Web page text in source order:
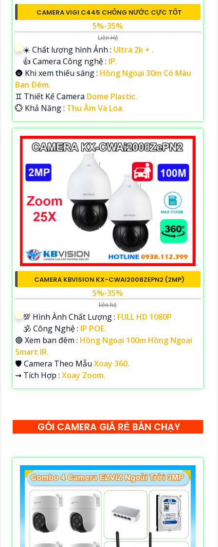
CAMERA VIGI C445 CHỐNG NƯỚC CỰC TỐT
5%-35%
Liên Hệ
☀️ Chất lượng hình Ảnh : Ultra 2k + .
👍 Camera Công nghệ : IP.
🌚 Khi xem thiếu sáng : Hồng Ngoại 30m Có Màu
Ban Ðêm.
♊ Thiết Kế Camera Dome Plastic.
️💮 Khả Năng : Thu Âm Và Loa.
CAMERA KBVISION KX-CWAI2008ZEPN2 (2MP)
5%-35%
liên hệ
💯 Hình Ành Chất Lượng : FULL HD 1080P .
🕉️ Công Nghệ : IP POE.
🔴 Xem ban đêm : Hồng Ngoại 100m Hồng Ngoại
Smart IR.
🛡 Camera Theo Mẫu Xoay 360.
️⇝ Tích Hợp : Xoay Zoom.
GÓI CAMERA GIÁ RẺ BÁN CHẠY